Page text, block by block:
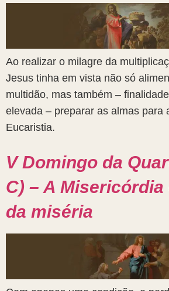
Ao realizar o milagre da
Jesus tinha em vista não só
multidão, mas também –
elevada – preparar as almas para
Eucaristia.
V Domingo da
C) – A Misericórdia
da miséria